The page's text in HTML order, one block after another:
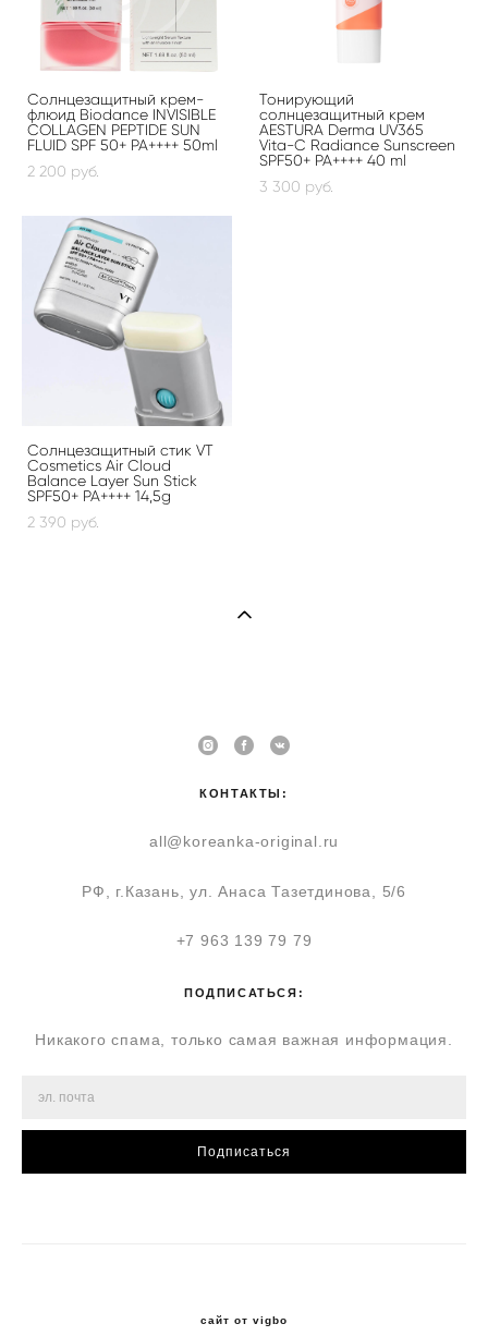
Солнцезащитный крем-
флюид Biodance INVISIBLE
COLLAGEN PEPTIDE SUN
FLUID SPF 50+ PA++++ 50ml
2 200 pуб.
Тонирующий
солнцезащитный крем
AESTURA Derma UV365
Vita-C Radiance Sunscreen
SPF50+ PA++++ 40 ml
3 300 pуб.
Солнцезащитный стик VT
Cosmetics Air Cloud
Balance Layer Sun Stick
SPF50+ PA++++ 14,5g
2 390 pуб.
КОНТАКТЫ:
all@koreanka-original.ru
РФ, г.Казань, ул. Анаса Тазетдинова, 5/6
+7 963 139 79 79
ПОДПИСАТЬСЯ:
Никакого спама, только самая важная информация.
Подписаться
сайт от vigbo